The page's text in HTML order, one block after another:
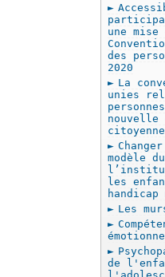
une
des
2020
La
unies
nouvelle
modèle
les
handicap
Les
de